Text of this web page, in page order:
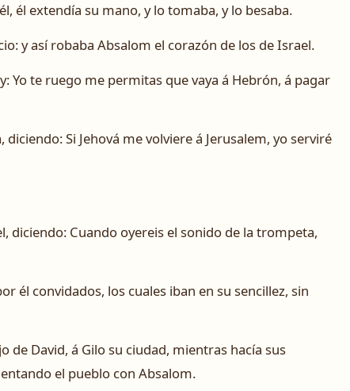
él extendía su mano, y lo tomaba, y lo besaba.
y así robaba Absalom el corazón de los de Israel.
Yo te ruego me permitas que vaya á Hebrón, á pagar
Si Jehová me volviere á Jerusalem, yo serviré
diciendo: Cuando oyereis el sonido de la trompeta,
él convidados, los cuales iban en su sencillez, sin
David, á Gilo su ciudad, mientras hacía sus
el pueblo con Absalom.